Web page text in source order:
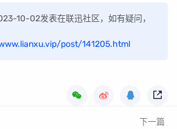
10-02发表在联迅社区，如有疑问，
post/141205.html
下一篇